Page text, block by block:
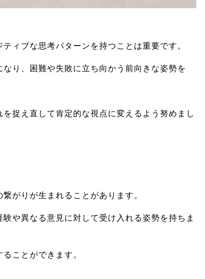
ィブな思考パターンを持つことは重要です。
り、困難や失敗に立ち向かう前向きな姿勢を
捉え直して肯定的な視点に変えるよう努めまし
がりが生まれることがあります。
や異なる意見に対して受け入れる姿勢を持ちま
ことができます。